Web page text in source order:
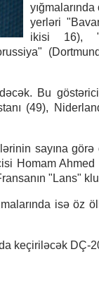
yerləri
ikisi 16),
Bu
(49),
sayına
Homam
"Lans"
isə öz
keçiriləcək DÇ-